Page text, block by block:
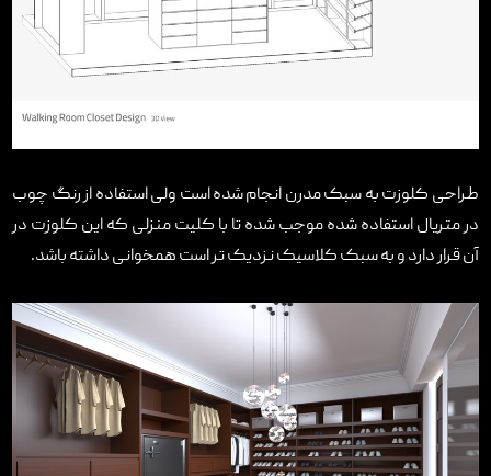
طراحی کلوزت به سبک مدرن انجام شده است ولی استفاده از رنگ چوب
در متریال استفاده شده موجب شده تا با کلیت منزلی که این کلوزت در
آن قرار دارد و به سبک کلاسیک نزدیک تر است همخوانی داشته باشد.